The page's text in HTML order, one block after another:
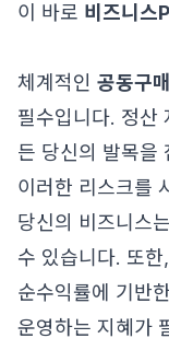
이 바로 비즈니스
체계적인 공동구
필수입니다. 정산
든 당신의 발목을
이러한 리스크를
당신의 비즈니스
수 있습니다. 또
순수익률에 기반
운영하는 지혜가